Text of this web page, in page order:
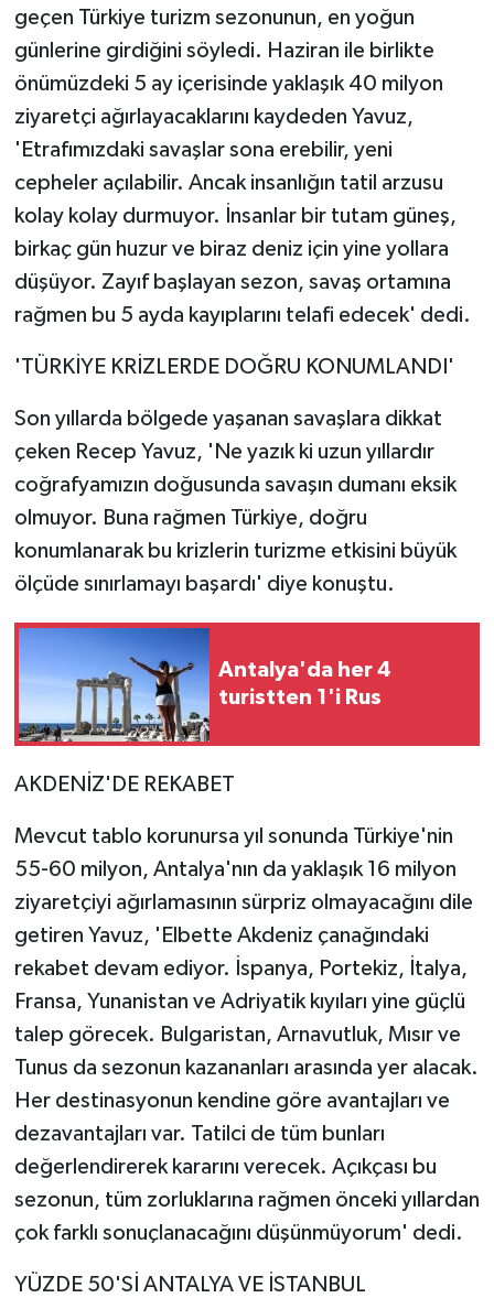
geçen Türkiye turizm sezonunun, en yoğun
günlerine girdiğini söyledi. Haziran ile birlikte
önümüzdeki 5 ay içerisinde yaklaşık 40 milyon
ziyaretçi ağırlayacaklarını kaydeden Yavuz,
'Etrafımızdaki savaşlar sona erebilir, yeni
cepheler açılabilir. Ancak insanlığın tatil arzusu
kolay kolay durmuyor. İnsanlar bir tutam güneş,
birkaç gün huzur ve biraz deniz için yine yollara
düşüyor. Zayıf başlayan sezon, savaş ortamına
rağmen bu 5 ayda kayıplarını telafi edecek' dedi.
'TÜRKİYE KRİZLERDE DOĞRU KONUMLANDI'
Son yıllarda bölgede yaşanan savaşlara dikkat
çeken Recep Yavuz, 'Ne yazık ki uzun yıllardır
coğrafyamızın doğusunda savaşın dumanı eksik
olmuyor. Buna rağmen Türkiye, doğru
konumlanarak bu krizlerin turizme etkisini büyük
ölçüde sınırlamayı başardı' diye konuştu.
Antalya'da her 4
turistten 1'i Rus
AKDENİZ'DE REKABET
Mevcut tablo korunursa yıl sonunda Türkiye'nin
55-60 milyon, Antalya'nın da yaklaşık 16 milyon
ziyaretçiyi ağırlamasının sürpriz olmayacağını dile
getiren Yavuz, 'Elbette Akdeniz çanağındaki
rekabet devam ediyor. İspanya, Portekiz, İtalya,
Fransa, Yunanistan ve Adriyatik kıyıları yine güçlü
talep görecek. Bulgaristan, Arnavutluk, Mısır ve
Tunus da sezonun kazananları arasında yer alacak.
Her destinasyonun kendine göre avantajları ve
dezavantajları var. Tatilci de tüm bunları
değerlendirerek kararını verecek. Açıkçası bu
sezonun, tüm zorluklarına rağmen önceki yıllardan
çok farklı sonuçlanacağını düşünmüyorum' dedi.
YÜZDE 50'Sİ ANTALYA VE İSTANBUL